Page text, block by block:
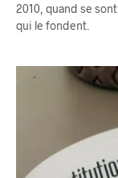
2010, quand se
qui le fondent.